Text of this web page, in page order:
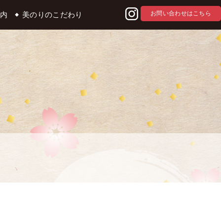
美のりのこだわり お問い合わせはこちら